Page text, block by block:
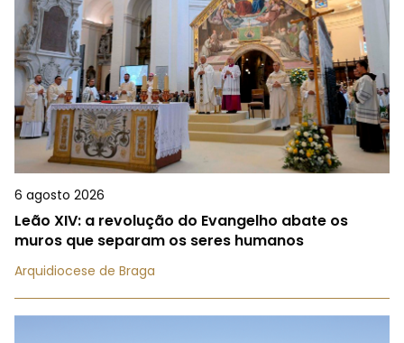
6 agosto 2026
Leão XIV: a revolução do Evangelho abate os
muros que separam os seres humanos
Arquidiocese de Braga